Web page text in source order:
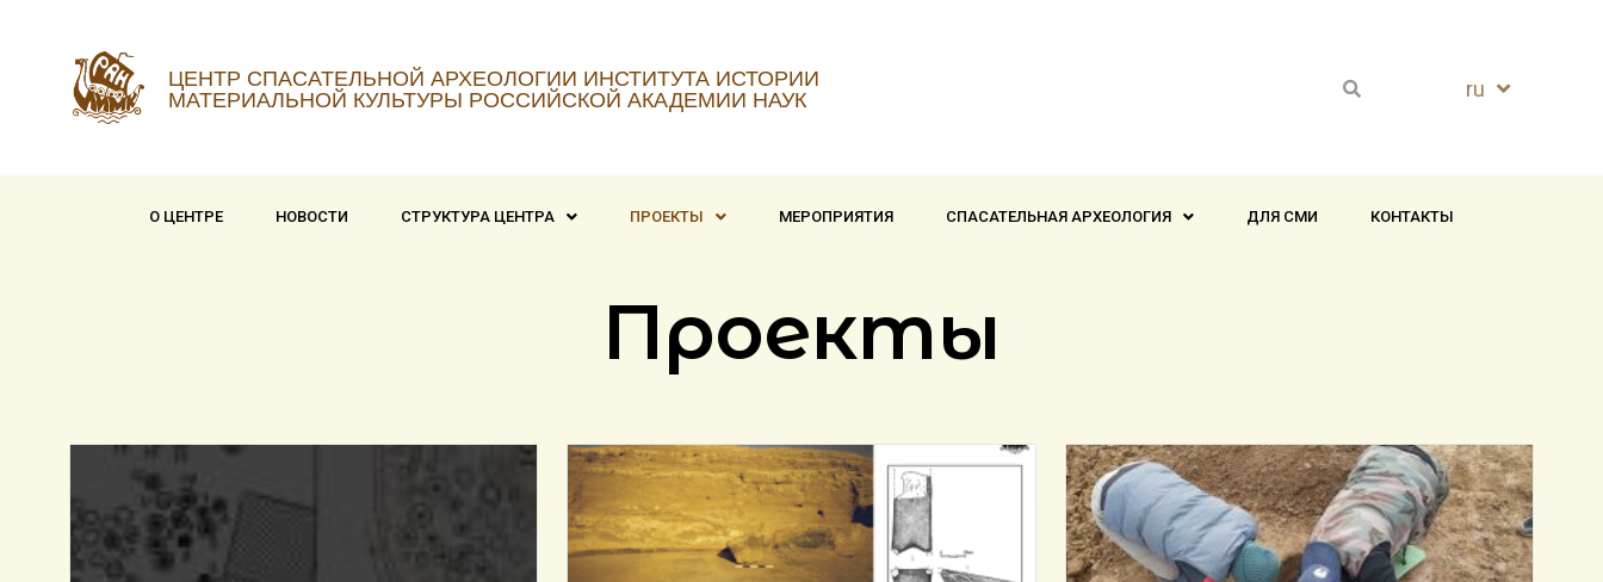
ЦЕНТР СПАСАТЕЛЬНОЙ АРХЕОЛОГИИ ИНСТИТУТА ИСТОРИИ
МАТЕРИАЛЬНОЙ КУЛЬТУРЫ РОССИЙСКОЙ АКАДЕМИИ НАУК ru
en
О ЦЕНТРЕ НОВОСТИ СТРУКТУРА ЦЕНТРА ПРОЕКТЫ МЕРОПРИЯТИЯ СПАСАТЕЛЬНАЯ АРХЕОЛОГИЯ ДЛЯ СМИ КОНТАКТЫ
Проекты